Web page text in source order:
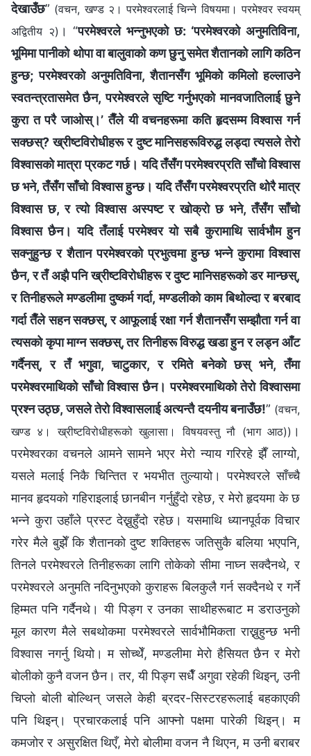
देखाउँछ” (वचन, खण्ड २। परमेश्‍वरलाई चिन्‍ने विषयमा। परमेश्‍वर स्वयम्
अद्वितीय २) । “परमेश्‍वरले भन्‍नुभएको छ: ‘परमेश्‍वरको अनुमतिविना,
भूमिमा पानीको थोपा वा बालुवाको कण छुनु समेत शैतानको लागि कठिन
हुन्छ; परमेश्‍वरको अनुमतिविना, शैतानसँग भूमिको कमिलो हल्‍लाउने
स्वतन्त्रतासमेत छैन, परमेश्‍वरले सृष्टि गर्नुभएको मानवजातिलाई छुने
कुरा त परै जाओस्।’ तैँले यी वचनहरूमा कति हृदसम्‍म विश्‍वास गर्न
सक्छस्? ख्रीष्टविरोधीहरू र दुष्ट मानिसहरूविरुद्ध लड्‍दा त्यसले तेरो
विश्‍वासको मात्रा प्रकट गर्छ। यदि तँसँग परमेश्‍वरप्रति साँचो विश्‍वास
छ भने, तँसँग साँचो विश्‍वास हुन्छ। यदि तँसँग परमेश्‍वरप्रति थोरै मात्र
विश्‍वास छ, र त्यो विश्‍वास अस्पष्ट र खोक्रो छ भने, तँसँग साँचो
विश्‍वास छैन। यदि तँलाई परमेश्‍वर यो सबै कुरामाथि सार्वभौम हुन
सक्नुहुन्छ र शैतान परमेश्‍वरको प्रभुत्वमा हुन्छ भन्‍ने कुरामा विश्‍वास
छैन, र तँ अझै पनि ख्रीष्टविरोधीहरू र दुष्ट मानिसहरूको डर मान्छस्,
र तिनीहरूले मण्डलीमा दुष्कर्म गर्दा, मण्डलीको काम बिथोल्दा र बरबाद
गर्दा तैँले सहन सक्छस्, र आफूलाई रक्षा गर्न शैतानसँग सम्झौता गर्न वा
त्यसको कृपा माग्‍न सक्छस्, तर तिनीहरू विरुद्ध खडा हुन र लड्न आँट
गर्दैनस्, र तँ भगुवा, चाटुकार, र रमिते बनेको छस् भने, तँमा
परमेश्‍वरमाथिको साँचो विश्‍वास छैन। परमेश्‍वरमाथिको तेरो विश्‍वासमा
प्रश्‍न उठ्छ, जसले तेरो विश्‍वासलाई अत्यन्तै दयनीय बनाउँछ!” (वचन,
खण्ड ४। ख्रीष्टविरोधीहरूको खुलासा। विषयवस्तु नौ (भाग आठ)) ।
परमेश्‍वरका वचनले आमने सामने भएर मेरो न्याय गरिरहे झैँ लाग्यो,
यसले मलाई निकै चिन्तित र भयभीत तुल्यायो। परमेश्‍वरले साँच्चै
मानव हृदयको गहिराइलाई छानबीन गर्नुहुँदो रहेछ, र मेरो हृदयमा के छ
भन्‍ने कुरा उहाँले प्रस्ट देख्नुहुँदो रहेछ। यसमाथि ध्यानपूर्वक विचार
गरेर मैले बुझेँ कि शैतानको दुष्ट शक्तिहरू जतिसुकै बलिया भएपनि,
तिनले परमेश्‍वरले तिनीहरूका लागि तोकेको सीमा नाघ्न सक्दैनथे, र
परमेश्‍वरले अनुमति नदिनुभएको कुराहरू बिलकुलै गर्न सक्दैनथे र गर्ने
हिम्मत पनि गर्दैनथे। यी पिङ्ग र उनका साथीहरूबाट म डराउनुको
मूल कारण मैले सबथोकमा परमेश्‍वरले सार्वभौमिकता राख्नुहुन्छ भनी
विश्‍वास नगर्नु थियो। म सोच्थेँ, मण्डलीमा मेरो हैसियत छैन र मेरो
बोलीको कुनै वजन छैन। तर, यी पिङ्ग सधैँ अगुवा रहेकी थिइन्, उनी
चिप्लो बोली बोल्थिन् जसले केही ब्रदर-सिस्टरहरूलाई बहकाएकी
पनि थिइन्। प्रचारकलाई पनि आफ्नो पक्षमा पारेकी थिइन्। म
कमजोर र असुरक्षित थिएँ, मेरो बोलीमा वजन नै थिएन, म उनी बराबर